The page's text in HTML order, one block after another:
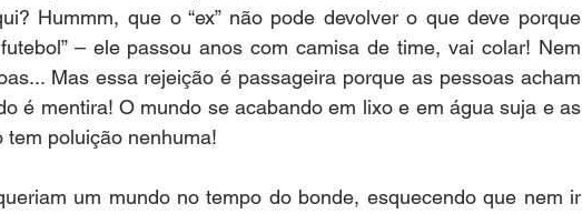
Hummm, que o “ex” não pode devolver o que deve porque
– ele passou anos com camisa de time, vai colar! Nem
Mas essa rejeição é passageira porque as pessoas acham
é mentira! O mundo se acabando em lixo e em água suja e as
tem poluição nenhuma!
um mundo no tempo do bonde, esquecendo que nem ir